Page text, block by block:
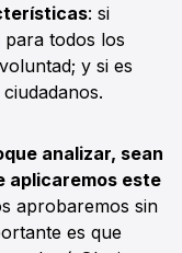
: si
para todos los
y si es
analizar, sean
aplicaremos este
aprobaremos sin
es que